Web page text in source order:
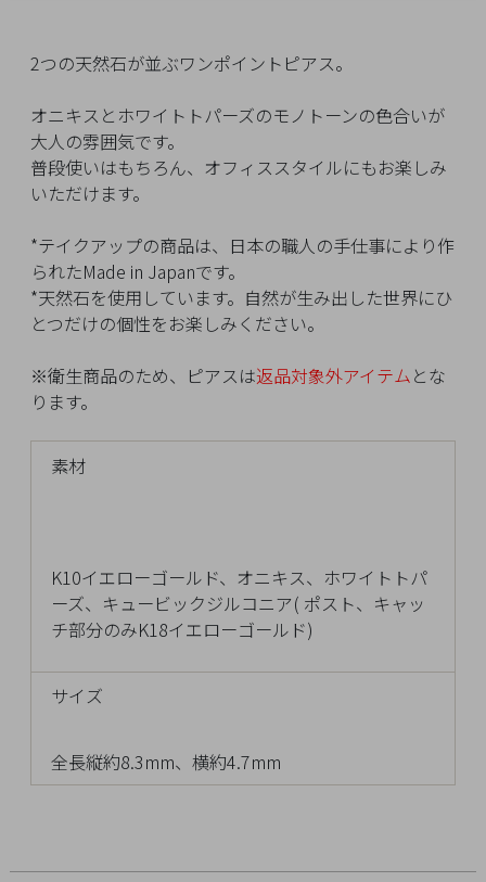
2つの天然石が並ぶワンポイントピアス。
オニキスとホワイトトパーズのモノトーンの色合いが
大人の雰囲気です。
普段使いはもちろん、オフィススタイルにもお楽しみ
いただけます。
*テイクアップの商品は、日本の職人の手仕事により作
られたMade in Japanです。
*天然石を使用しています。自然が生み出した世界にひ
とつだけの個性をお楽しみください。
※衛生商品のため、ピアスは返品対象外アイテムとな
ります。
素材
K10イエローゴールド、オニキス、ホワイトトパ
ーズ、キュービックジルコニア( ポスト、キャッ
チ部分のみK18イエローゴールド)
サイズ
全長縦約8.3mm、横約4.7mm
マ
ペ
ー
ジ
お
気
に
入
ア
イ
テ
ム
ェ
ク
し
品